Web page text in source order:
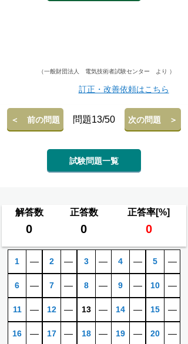
（一般財団法人 電気技術者試験センター より ）
訂正・改善依頼はこちら
＜ 前の問題 問題13/50 次の問題 ＞
試験問題一覧
解答数 正答数 正答率[%]
0 0 0
1 ―
6 ―
11 ―
16 ―
2 ―
7 ―
12 ―
17 ―
3 ―
8 ―
13 ―
18 ―
4 ―
9 ―
14 ―
19 ―
5 ―
10 ―
15 ―
20 ―